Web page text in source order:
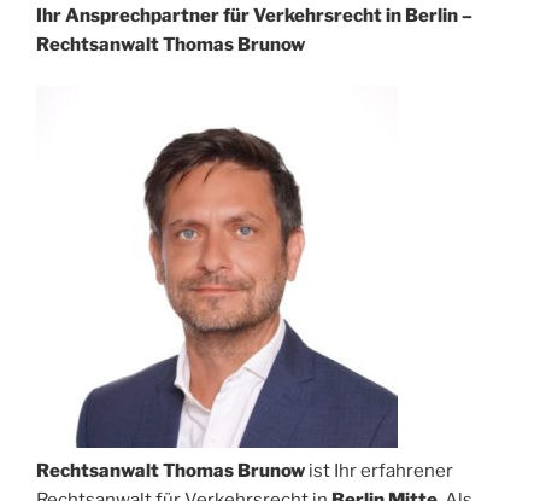
Ihr Ansprechpartner für Verkehrsrecht in Berlin –
Rechtsanwalt Thomas Brunow
Rechtsanwalt Thomas Brunow ist Ihr erfahrener